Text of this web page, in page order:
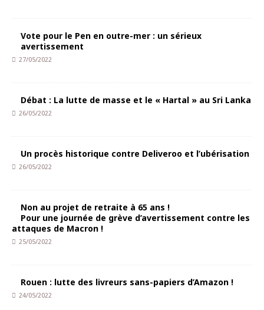
Vote pour le Pen en outre-mer : un sérieux
avertissement
27/05/2022
Débat : La lutte de masse et le « Hartal » au Sri Lanka
26/05/2022
Un procès historique contre Deliveroo et l’ubérisation
26/05/2022
Non au projet de retraite à 65 ans !
Pour une journée de grève d’avertissement contre les
attaques de Macron !
25/05/2022
Rouen : lutte des livreurs sans-papiers d’Amazon !
24/05/2022